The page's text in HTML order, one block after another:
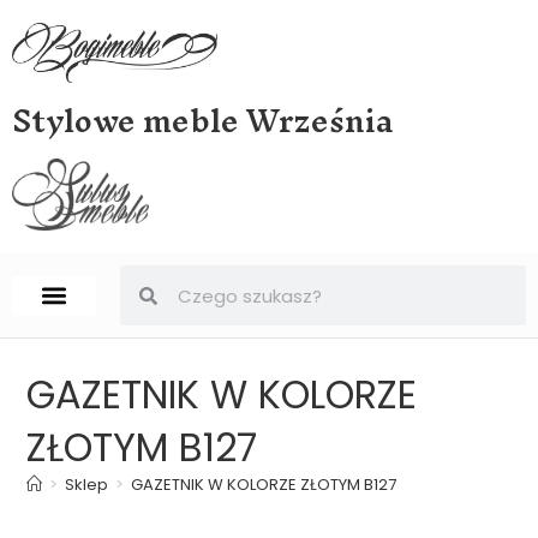
Stylowe meble Września
GAZETNIK W KOLORZE
ZŁOTYM B127
> Sklep > GAZETNIK W KOLORZE ZŁOTYM B127